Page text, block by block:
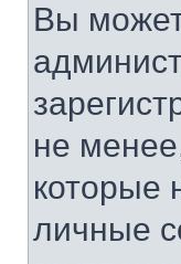
Вы
не
которые
личные